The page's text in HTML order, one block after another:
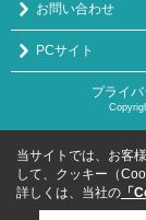
お問い合わせ
PCサイト
プライ
当サイトでは、お客
して、クッキー（
詳しくは、当社の 「